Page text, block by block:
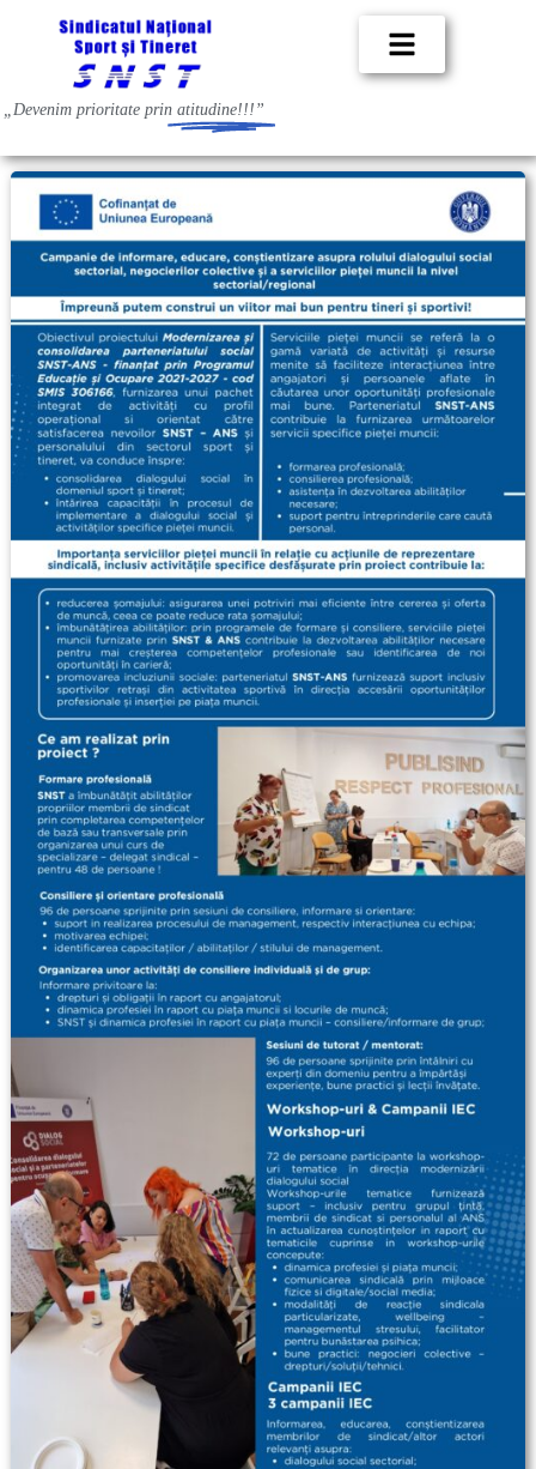
„Devenim prioritate prin atitudine!!!”